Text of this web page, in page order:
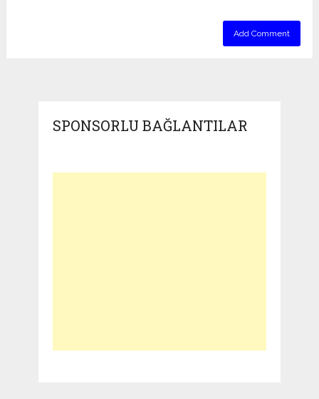
SPONSORLU BAĞLANTILAR